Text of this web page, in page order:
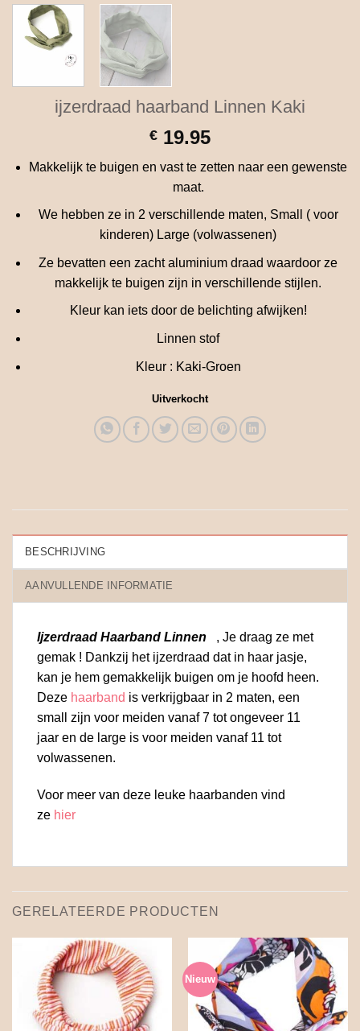
ijzerdraad haarband Linnen Kaki
€ 19.95
Makkelijk te buigen en vast te zetten naar een gewenste
maat.
We hebben ze in 2 verschillende maten, Small ( voor
kinderen) Large (volwassenen)
Ze bevatten een zacht aluminium draad waardoor ze
makkelijk te buigen zijn in verschillende stijlen.
Kleur kan iets door de belichting afwijken!
Linnen stof
Kleur : Kaki-Groen
Uitverkocht
BESCHRIJVING
AANVULLENDE INFORMATIE
Ijzerdraad Haarband Linnen
, Je draag ze met
gemak ! Dankzij het ijzerdraad dat in haar jasje,
kan je hem gemakkelijk buigen om je hoofd heen.
Deze haarband is verkrijgbaar in 2 maten, een
small zijn voor meiden vanaf 7 tot ongeveer 11
jaar en de large is voor meiden vanaf 11 tot
volwassenen.
Voor meer van deze leuke haarbanden vind
ze hier
GERELATEERDE PRODUCTEN
Nieuw